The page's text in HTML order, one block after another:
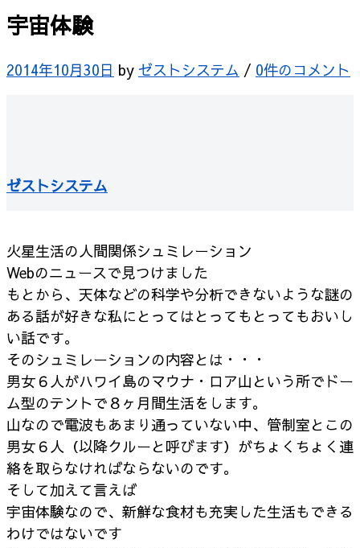
宇宙体験
2014年10月30日 by ゼストシステム / 0件のコメント
ゼストシステム
火星生活の人間関係シュミレーション
Webのニュースで見つけました
もとから、天体などの科学や分析できないような謎の
ある話が好きな私にとってはとってもとってもおいし
い話です。
そのシュミレーションの内容とは・・・
男女６人がハワイ島のマウナ・ロア山という所でドー
ム型のテントで８ヶ月間生活をします。
山なので電波もあまり通っていない中、管制室とこの
男女６人（以降クルーと呼びます）がちょくちょく連
絡を取らなければならないのです。
そして加えて言えば
宇宙体験なので、新鮮な食材も充実した生活もできる
わけではないです